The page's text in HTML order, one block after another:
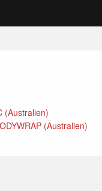
(Australien)
(Australien)